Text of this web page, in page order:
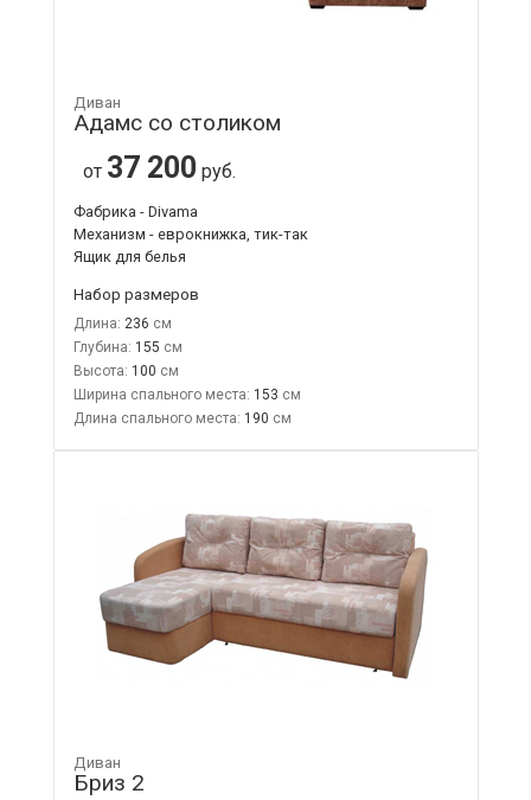
Диван
Адамс со столиком
от 37 200 руб.
Фабрика - Divama
Механизм - еврокнижка, тик-так
Ящик для белья
Набор размеров
Длина: 236
Глубина: 155
Высота: 100
Ширина спального места: 153
Длина спального места: 190
Диван
Бриз 2